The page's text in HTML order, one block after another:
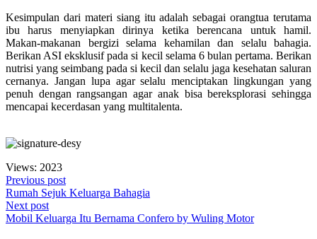
Kesimpulan dari materi siang itu adalah sebagai orangtua terutama
ibu harus menyiapkan dirinya ketika berencana untuk hamil.
Makan-makanan bergizi selama kehamilan dan selalu bahagia.
Berikan ASI eksklusif pada si kecil selama 6 bulan pertama. Berikan
nutrisi yang seimbang pada si kecil dan selalu jaga kesehatan saluran
cernanya. Jangan lupa agar selalu menciptakan lingkungan yang
penuh dengan rangsangan agar anak bisa bereksplorasi sehingga
mencapai kecerdasan yang multitalenta.
Views: 2023
Previous post
Rumah Sejuk Keluarga Bahagia
Next post
Mobil Keluarga Itu Bernama Confero by Wuling Motor